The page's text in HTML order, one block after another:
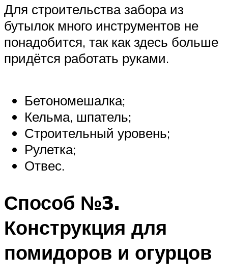
Для строительства забора из
бутылок много инструментов не
понадобится, так как здесь больше
придётся работать руками.
Бетономешалка;
Кельма, шпатель;
Строительный уровень;
Рулетка;
Отвес.
Способ №3.
Конструкция для
помидоров и огурцов